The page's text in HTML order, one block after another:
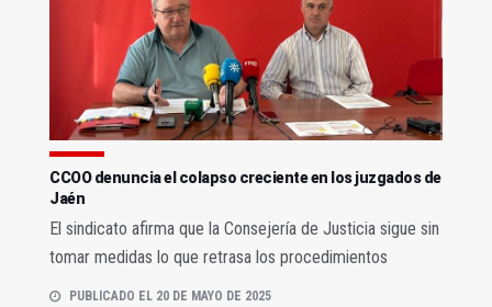
CCOO denuncia el colapso creciente en los juzgados de
Jaén
El sindicato afirma que la Consejería de Justicia sigue sin
tomar medidas lo que retrasa los procedimientos
PUBLICADO EL 20 DE MAYO DE 2025